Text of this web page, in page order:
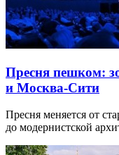
Пресня пешком:
и Москва-Сити
Пресня меняется от
до модернистской